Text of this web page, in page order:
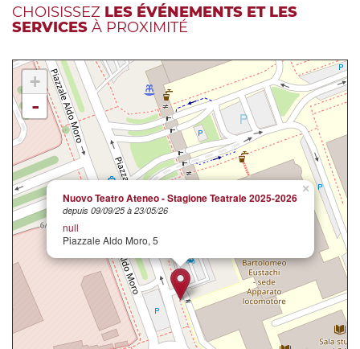
CHOISISSEZ LES ÉVÉNEMENTS ET LES
SERVICES À PROXIMITÉ
×
Nuovo Teatro Ateneo - Stagione Teatrale 2025-2026
depuis 09/09/25 à 23/05/26
null
Piazzale Aldo Moro, 5
+
-